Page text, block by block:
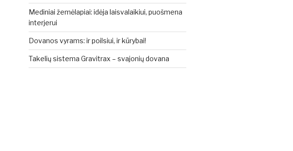
Mediniai žemėlapiai: idėja laisvalaikiui, puošmena
interjerui
Dovanos vyrams: ir poilsiui, ir kūrybai!
Takelių sistema Gravitrax – svajonių dovana